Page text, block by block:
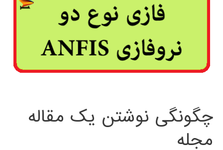
چگونگی نوشتن یک مقاله
مجله